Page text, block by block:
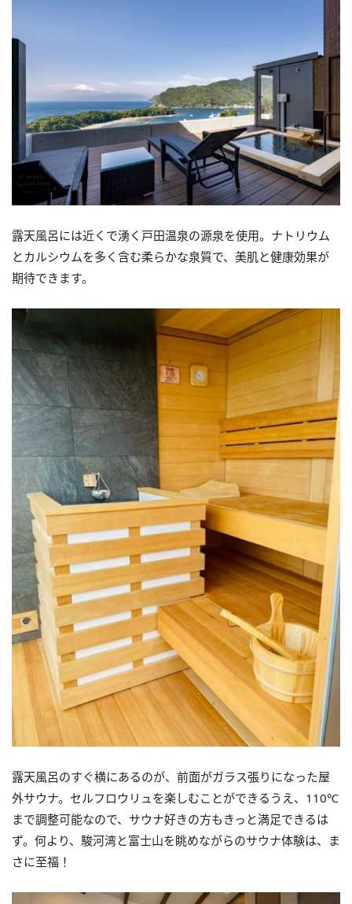
露天風呂には近くで湧く戸田温泉の源泉を使用。ナトリウム
とカルシウムを多く含む柔らかな泉質で、美肌と健康効果が
期待できます。
露天風呂のすぐ横にあるのが、前面がガラス張りになった屋
外サウナ。セルフロウリュを楽しむことができるうえ、110℃
まで調整可能なので、サウナ好きの方もきっと満足できるは
ず。何より、駿河湾と富士山を眺めながらのサウナ体験は、ま
さに至福！